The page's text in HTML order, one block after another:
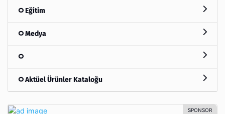
Eğitim
Medya
Aktüel Ürünler Kataloğu